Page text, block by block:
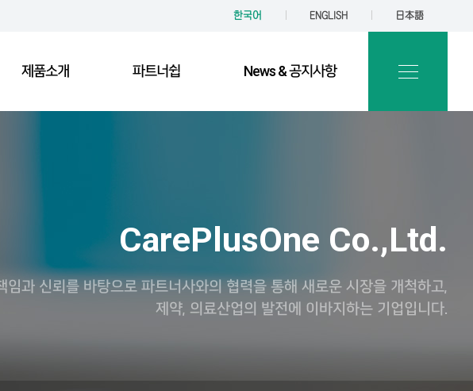
한국어 ENGLISH 日本語
제품소개 파트너쉽 News & 공지사항
CarePlusOne Co.,Ltd.
임과 신뢰를 바탕으로 파트너사와의 협력을 통해 새로운 시장을 개척하고,
제약, 의료산업의 발전에 이바지하는 기업입니다.